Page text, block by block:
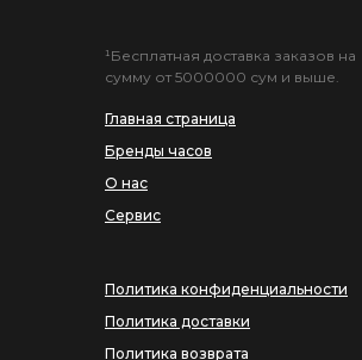
Главная страница
Бренды часов
О нас
Сервис
¹Бесплатная доставка заказов на
сумму от 5000000 сум и выше.
Политика конфиденциальности
Политика доставки
Политика возврата